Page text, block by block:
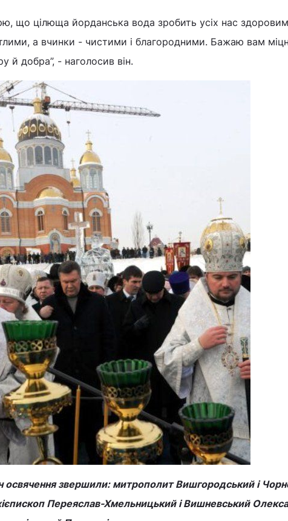
що цілюща йорданська вода зробить усіх нас
а вчинки - чистими і благородними. Бажаю вам
й добра”, - наголосив він.
освячення звершили: митрополит Вишгородський і
Переяслав-Хмельницький і Вишневський